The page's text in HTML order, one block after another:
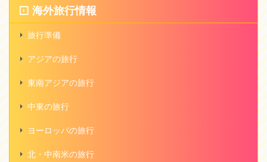
海外旅行情報
旅行準備
アジアの旅行
東南アジアの旅行
中東の旅行
ヨーロッパの旅行
北・中南米の旅行